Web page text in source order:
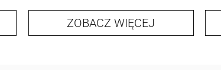
ZOBACZ WIĘCEJ